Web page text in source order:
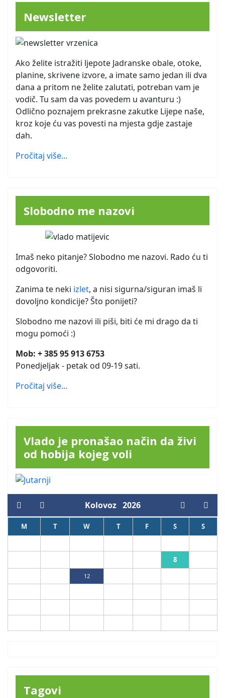
Newsletter
Ako želite istražiti ljepote Jadranske obale, otoke,
planine, skrivene izvore, a imate samo jedan ili dva
dana a pritom ne želite zalutati, potreban vam je
vodič. Tu sam da vas povedem u avanturu :)
Odlično poznajem prekrasne zakutke Lijepe naše,
kroz koje ću vas povesti na mjesta gdje zastaje
dah.
Pročitaj više...
Slobodno me nazovi
Imaš neko pitanje? Slobodno me nazovi. Rado ću ti
odgovoriti.
Zanima te neki izlet, a nisi sigurna/siguran imaš li
dovoljno kondicije? Što ponijeti?
Slobodno me nazovi ili piši, biti će mi drago da ti
mogu pomoći :)
Mob: + 385 95 913 6753
Ponedjeljak - petak od 09-19 sati.
Pročitaj više...
Vlado je pronašao način da živi
od hobija kojeg voli
Kolovoz 2026
M T W T F S S
8
12
Tagovi